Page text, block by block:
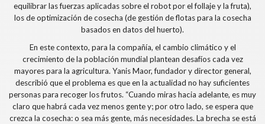
equilibrar las fuerzas aplicadas sobre el robot por el follaje y la fruta),
los de optimización de cosecha (de gestión de flotas para la cosecha
basados en datos del huerto).
En este contexto, para la compañía, el cambio climático y el
crecimiento de la población mundial plantean desafíos cada vez
mayores para la agricultura. Yanis Maor, fundador y director general,
describió que el problema es que en la actualidad no hay suficientes
personas para recoger los frutos. “Cuando miras hacia adelante, es muy
claro que habrá cada vez menos gente y; por otro lado, se espera que
crezca la cosecha: o sea más gente, más necesidades. La brecha se está